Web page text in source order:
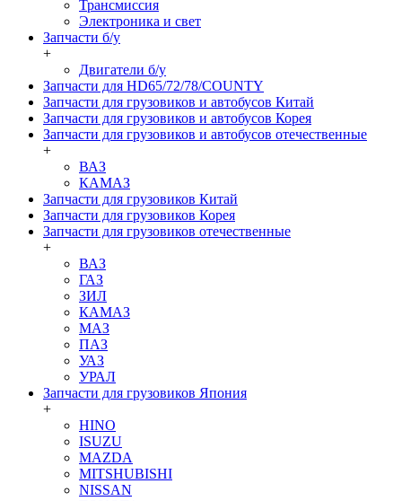
Трансмиссия
Электроника и свет
Запчасти б/у
+
Двигатели б/у
Запчасти для HD65/72/78/COUNTY
Запчасти для грузовиков и автобусов Китай
Запчасти для грузовиков и автобусов Корея
Запчасти для грузовиков и автобусов отечественные
+
ВАЗ
КАМАЗ
Запчасти для грузовиков Китай
Запчасти для грузовиков Корея
Запчасти для грузовиков отечественные
+
ВАЗ
ГАЗ
ЗИЛ
КАМАЗ
МАЗ
ПАЗ
УАЗ
УРАЛ
Запчасти для грузовиков Япония
+
HINO
ISUZU
MAZDA
MITSHUBISHI
NISSAN